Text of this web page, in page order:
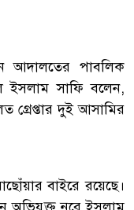
আদালতের পাবলিক
ইসলাম সাফি বলেন,
গ্রেপ্তার দুই আসামির
বাইরে রয়েছে।